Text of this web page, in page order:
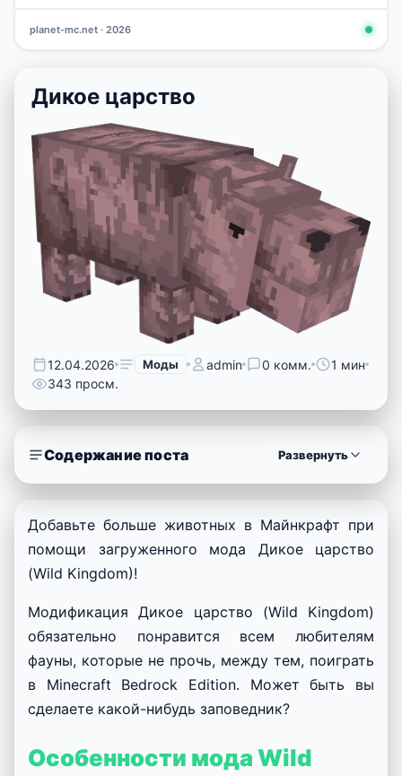
planet-mc.net · 2026
Дикое царство
12.04.2026 Моды admin 0 комм.
1 мин
343 просм.
Содержание поста Развернуть
Добавьте больше животных в Майнкрафт при
помощи загруженного мода Дикое царство
(Wild Kingdom)!
Модификация Дикое царство (Wild Kingdom)
обязательно понравится всем любителям
фауны, которые не прочь, между тем, поиграть
в Minecraft Bedrock Edition. Может быть вы
сделаете какой-нибудь заповедник?
Особенности мода Wild